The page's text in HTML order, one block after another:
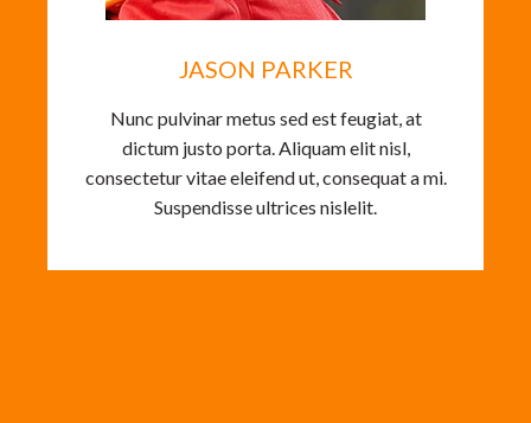
JASON PARKER
Nunc pulvinar metus sed est feugiat, at
dictum justo porta. Aliquam elit nisl,
consectetur vitae eleifend ut, consequat a mi.
Suspendisse ultrices nislelit.